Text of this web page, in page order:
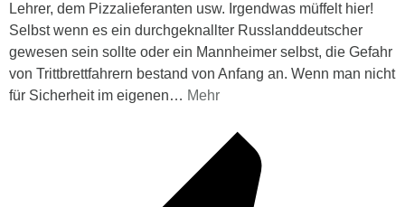
Lehrer, dem Pizzalieferanten usw. Irgendwas müffelt hier!
Selbst wenn es ein durchgeknallter Russlanddeutscher
gewesen sein sollte oder ein Mannheimer selbst, die Gefahr
von Trittbrettfahrern bestand von Anfang an. Wenn man nicht
für Sicherheit im eigenen… Mehr